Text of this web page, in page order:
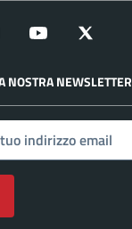
Instagram YouTube
NOSTRA NEWSLETTER